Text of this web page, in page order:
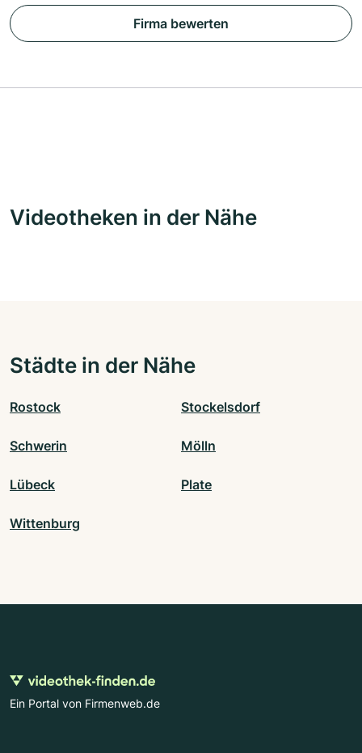
Firma bewerten
Videotheken in der Nähe
Städte in der Nähe
Rostock Stockelsdorf
Schwerin Mölln
Lübeck Plate
Wittenburg
Ein Portal von Firmenweb.de